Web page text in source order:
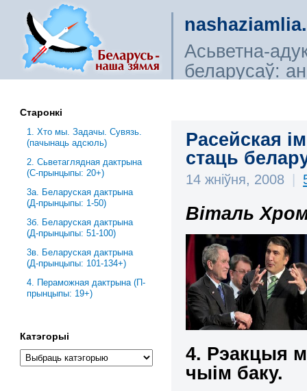
Асьветна-
беларусаў:
Расейская
стаць
14 жніўня, 2008 |
Віталь
4. Рэакцыя
чыім баку.
Старонкі
1. Хто мы. Задачы. Сувязь.
(пачынаць адсюль)
2. Сьветаглядная дактрына
(С-прынцыпы: 20+)
3a. Беларуская дактрына
(Д-прынцыпы: 1-50)
3б. Беларуская дактрына
(Д-прынцыпы: 51-100)
3в. Беларуская дактрына
(Д-прынцыпы: 101-134+)
4. Пераможная дактрына (П-
прынцыпы: 19+)
Катэгорыі